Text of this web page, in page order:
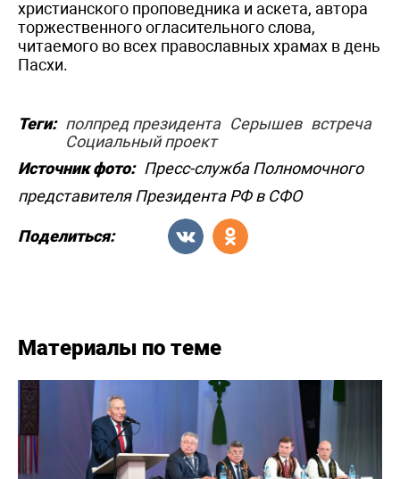
христианского проповедника и аскета, автора
торжественного огласительного слова,
читаемого во всех православных храмах в день
Пасхи.
Теги: полпред президента Серышев встреча
Социальный проект
Источник фото: Пресс-служба Полномочного
представителя Президента РФ в СФО
Поделиться:
Материалы по теме